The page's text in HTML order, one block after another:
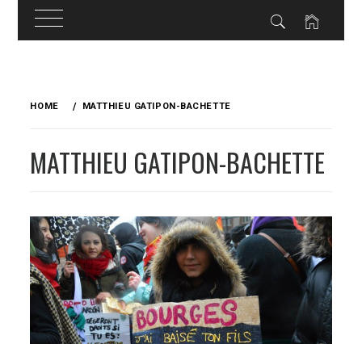
HOME MATTHIEU GATIPON-BACHETTE
MATTHIEU GATIPON-BACHETTE